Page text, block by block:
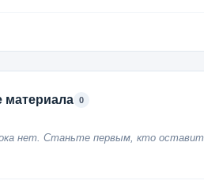
материала 0
нет. Станьте первым, кто оставит